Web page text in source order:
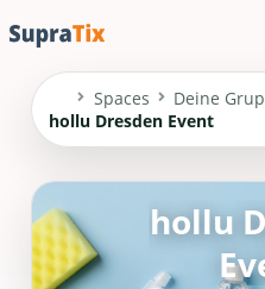
Spaces Deine
hollu Dresden Event
hollu